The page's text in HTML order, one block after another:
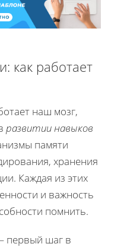
как работает
наш мозг,
развитии навыков
памяти
хранения
Каждая из этих
и важность
помнить.
первый шаг в